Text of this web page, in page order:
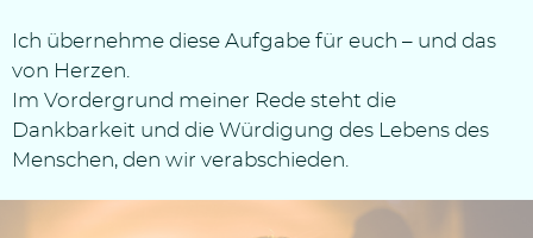
Ich übernehme diese Aufgabe für euch – und das
von Herzen.
Im Vordergrund meiner Rede steht die
Dankbarkeit und die Würdigung des Lebens des
Menschen, den wir verabschieden.